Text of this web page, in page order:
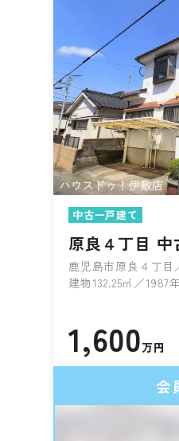
中古一戸建て
原良４丁目 中
鹿児島市原良４丁目
建物132.25㎡／1987
1,600万円
会